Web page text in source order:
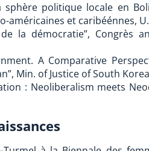
politique locale en
américaines et caribéénnes,
la démocratie”, Congrès
A Comparative
Min. of Justice of South
: Neoliberalism meets